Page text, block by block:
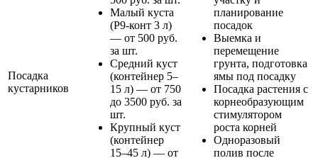
Посадка
кустарников
Малый куста
(Р9-конт 3 л)
— от 500 руб.
за шт.
Средний куст
(контейнер 5–
15 л) — от 750
до 3500 руб. за
шт.
Крупный куст
(контейнер
15–45 л) — от
планирование
посадок
Выемка и
перемещение
грунта, подготовка
ямы под посадку
Посадка растения с
корнеобразующим
стимулятором
роста корней
Одноразовый
полив после